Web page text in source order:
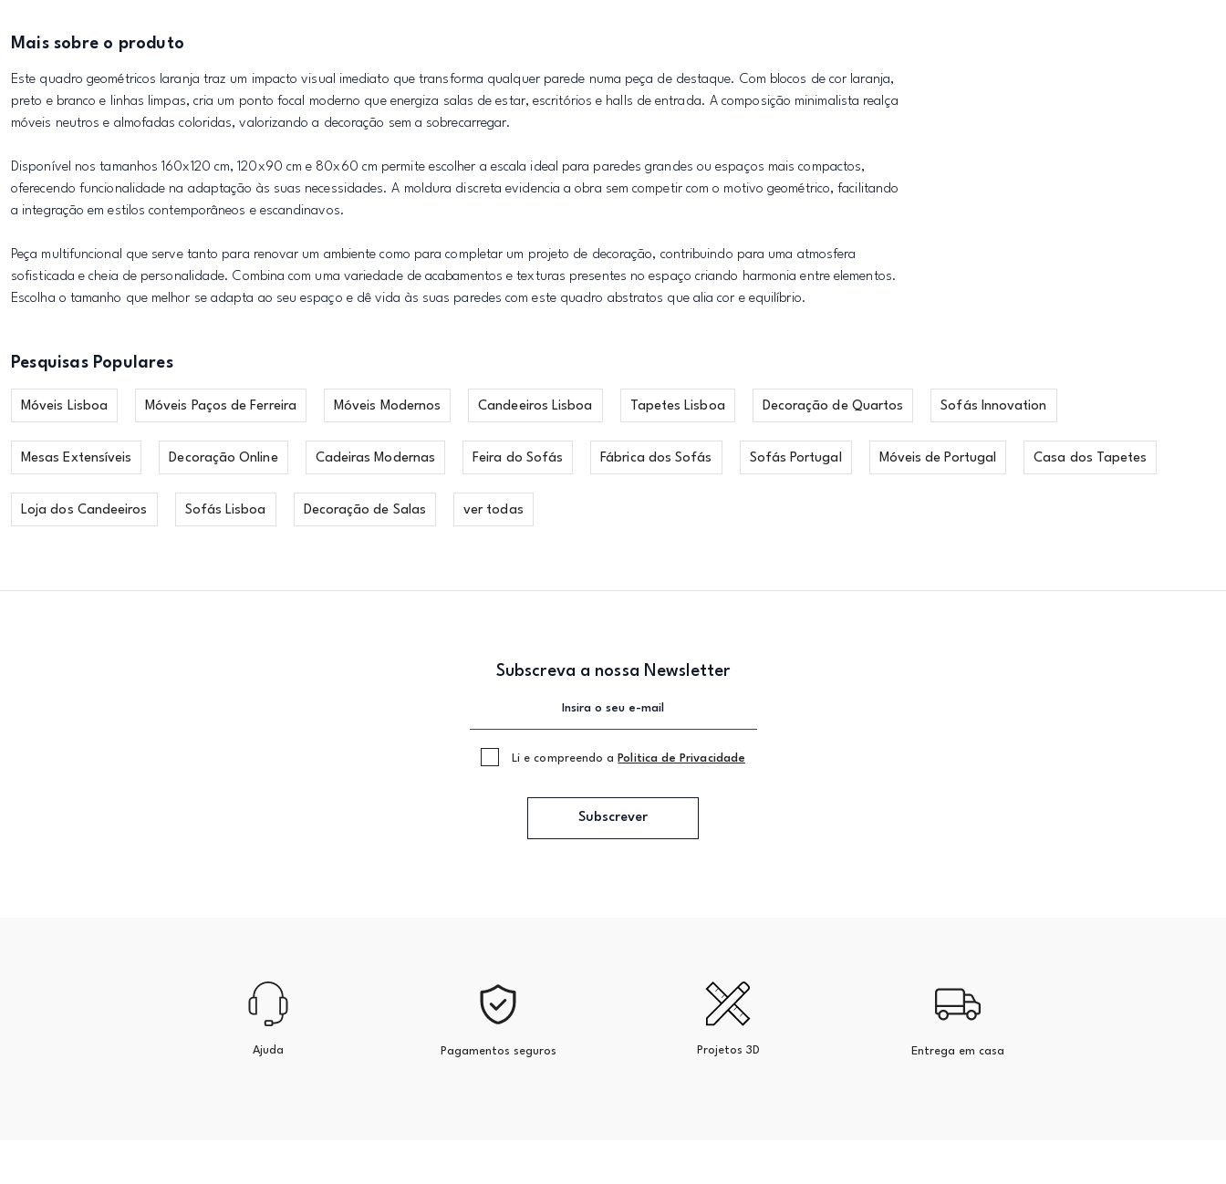
Mais sobre o produto
Este quadro geométricos laranja traz um impacto visual imediato que transforma qualquer parede numa peça de destaque. Com blocos de cor laranja,
preto e branco e linhas limpas, cria um ponto focal moderno que energiza salas de estar, escritórios e halls de entrada. A composição minimalista realça
móveis neutros e almofadas coloridas, valorizando a decoração sem a sobrecarregar.
Disponível nos tamanhos 160x120 cm, 120x90 cm e 80x60 cm permite escolher a escala ideal para paredes grandes ou espaços mais compactos,
oferecendo funcionalidade na adaptação às suas necessidades. A moldura discreta evidencia a obra sem competir com o motivo geométrico, facilitando
a integração em estilos contemporâneos e escandinavos.
Peça multifuncional que serve tanto para renovar um ambiente como para completar um projeto de decoração, contribuindo para uma atmosfera
sofisticada e cheia de personalidade. Combina com uma variedade de acabamentos e texturas presentes no espaço criando harmonia entre elementos.
Escolha o tamanho que melhor se adapta ao seu espaço e dê vida às suas paredes com este quadro abstratos que alia cor e equilíbrio.
Pesquisas Populares
Móveis Lisboa Móveis Paços de Ferreira Móveis Modernos Candeeiros Lisboa Tapetes Lisboa Decoração de Quartos Sofás Innovation
Mesas Extensíveis Decoração Online Cadeiras Modernas Feira do Sofás Fábrica dos Sofás Sofás Portugal Móveis de Portugal Casa dos Tapetes
Loja dos Candeeiros Sofás Lisboa Decoração de Salas ver todas
Subscreva a nossa Newsletter
Li e compreendo a Politica de Privacidade
Subscrever
Ajuda Pagamentos seguros Projetos 3D Entrega em casa